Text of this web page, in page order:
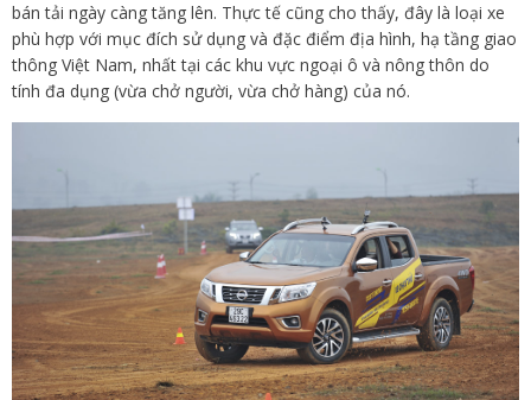
bán tải ngày càng tăng lên. Thực tế cũng cho thấy, đây là loại xe
phù hợp với mục đích sử dụng và đặc điểm địa hình, hạ tầng giao
thông Việt Nam, nhất tại các khu vực ngoại ô và nông thôn do
tính đa dụng (vừa chở người, vừa chở hàng) của nó.